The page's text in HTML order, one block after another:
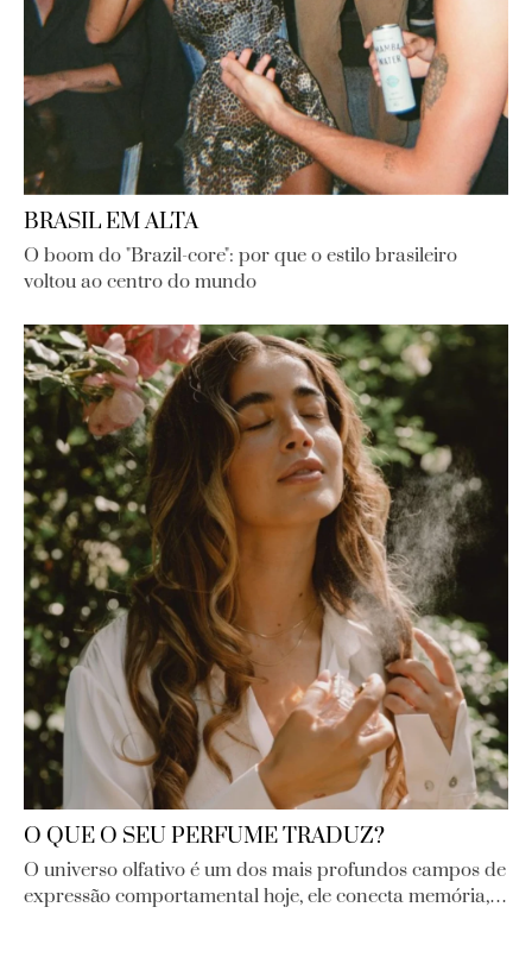
BRASIL EM ALTA
O boom do "Brazil-core": por que o estilo brasileiro
voltou ao centro do mundo
O QUE O SEU PERFUME TRADUZ?
O universo olfativo é um dos mais profundos campos de
expressão comportamental hoje, ele conecta memória,…